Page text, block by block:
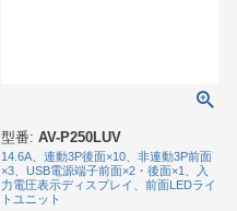
型番: AV-P250LUV
14.6A、連動3P後面×10、非連動3P前面
×3、USB電源端子前面×2・後面×1、入
力電圧表示ディスプレイ、前面LEDライ
トユニット